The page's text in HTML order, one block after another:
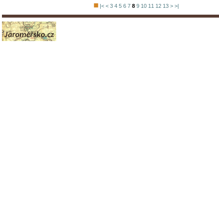
|< < 3 4 5 6 7 8 9 10 11 12 13 > >|